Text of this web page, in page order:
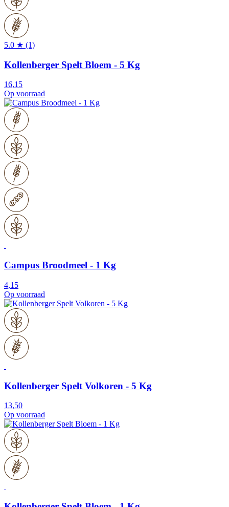
5.0 ★ (1)
Kollenberger Spelt Bloem - 5 Kg
16,15
Op voorraad
Campus Broodmeel - 1 Kg
4,15
Op voorraad
Kollenberger Spelt Volkoren - 5 Kg
13,50
Op voorraad